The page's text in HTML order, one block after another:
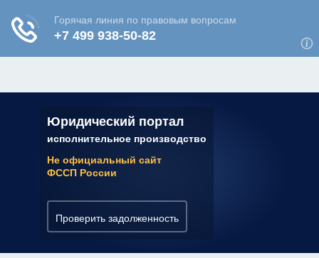
Юридический портал
исполнительное производство
Не официальный сайт
ФССП России
Проверить задолженность
✆ 7 (800) 350-22-64